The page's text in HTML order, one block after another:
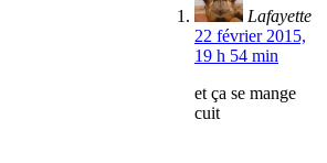
Lafayette
22 février 2015,
19 h 54 min
et ça se mange
cuit